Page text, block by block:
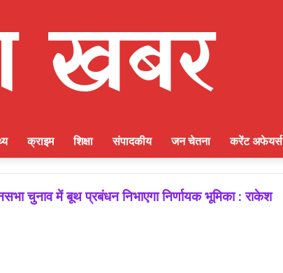
क्राइम शिक्षा संपादकीय जन चेतना करेंट अफेयर्स
चुनाव में बूथ प्रबंधन निभाएगा निर्णायक भूमिका : राकेश